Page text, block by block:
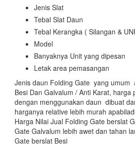
Jenis Slat
Tebal Slat Daun
Tebal Kerangka ( Silangan &
Model
Banyaknya Unit yang dipesan
Letak area pemasangan
Jenis daun Folding Gate yang umum
Besi Dan Galvalum / Anti Karat, harga
dengan menggunakan daun dibuat
harganya relative lebih murah
Harga Nilai Jual Folding Gate berslat
Gate Galvalum lebih awet dan tahan
Gate berslat Besi